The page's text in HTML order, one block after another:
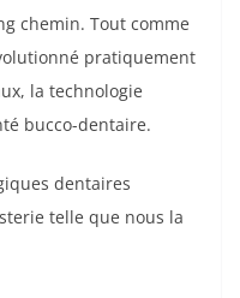
chemin. Tout comme
pratiquement
la technologie
bucco-dentaire.
dentaires
telle que nous la